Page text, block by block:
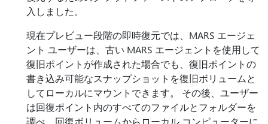
入しました。
現在プレビュー段階の即時復元では、MARS エージェ
ント ユーザーは、古い MARS エージェントを使用して
復旧ポイントが作成された場合でも、復旧ポイントの
書き込み可能なスナップショットを復旧ボリュームと
してローカルにマウントできます。 その後、ユーザー
は回復ポイント内のすべてのファイルとフォルダーを
調べ、回復ボリュームからローカル コンピューターに